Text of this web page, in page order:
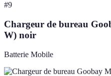
#9
Chargeur de bureau
W) noir
Batterie Mobile